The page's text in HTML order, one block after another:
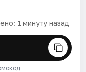
1 минуту назад